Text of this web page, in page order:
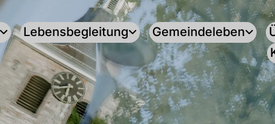
Lebensbegleitung Gemeindeleben